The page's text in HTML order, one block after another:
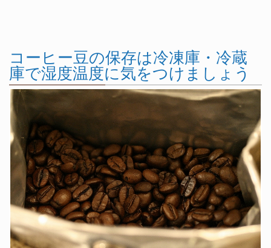
コーヒー豆の保存は冷凍庫・冷蔵
庫で湿度温度に気をつけましょう